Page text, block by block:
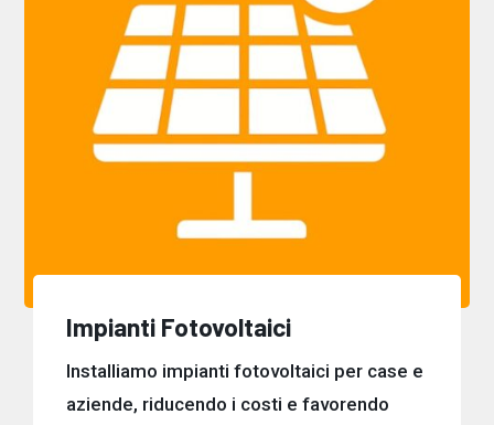
Impianti Fotovoltaici
Installiamo impianti fotovoltaici per case e
aziende, riducendo i costi e favorendo